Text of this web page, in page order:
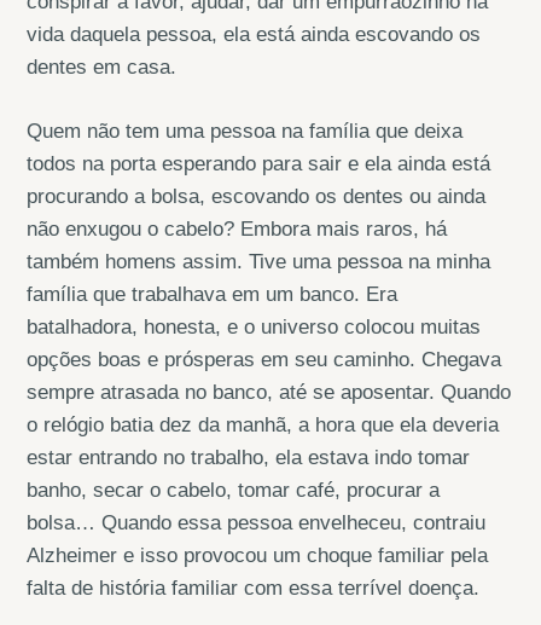
vida daquela pessoa, ela está ainda escovando os
dentes em casa.
Quem não tem uma pessoa na família que deixa
todos na porta esperando para sair e ela ainda está
procurando a bolsa, escovando os dentes ou ainda
não enxugou o cabelo? Embora mais raros, há
também homens assim. Tive uma pessoa na minha
família que trabalhava em um banco. Era
batalhadora, honesta, e o universo colocou muitas
opções boas e prósperas em seu caminho. Chegava
sempre atrasada no banco, até se aposentar. Quando
o relógio batia dez da manhã, a hora que ela deveria
estar entrando no trabalho, ela estava indo tomar
banho, secar o cabelo, tomar café, procurar a
bolsa… Quando essa pessoa envelheceu, contraiu
Alzheimer e isso provocou um choque familiar pela
falta de história familiar com essa terrível doença.